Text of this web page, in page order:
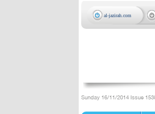
al-jazirah.com